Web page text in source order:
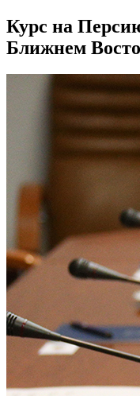
Курс на
Ближнем